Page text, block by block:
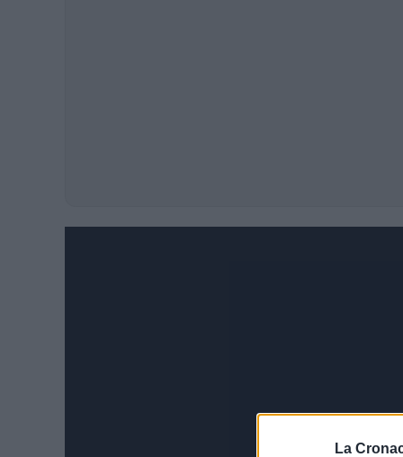
La